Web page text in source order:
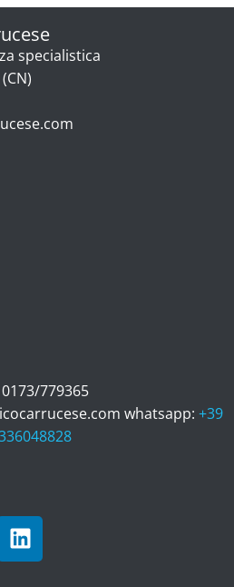
specialistica
779365
whatsapp: +39